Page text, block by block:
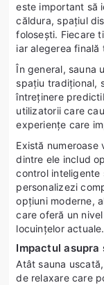
este important să
căldura, spațiul
folosești. Fiecare
iar alegerea
În general, sauna
spațiu tradițional,
întreținere
utilizatorii care
experiențe care
Există
dintre ele includ
control inteligente
personalizezi
opțiuni moderne,
care oferă un
locuințelor actuale.
Impactul asupra
Atât sauna
de relaxare care